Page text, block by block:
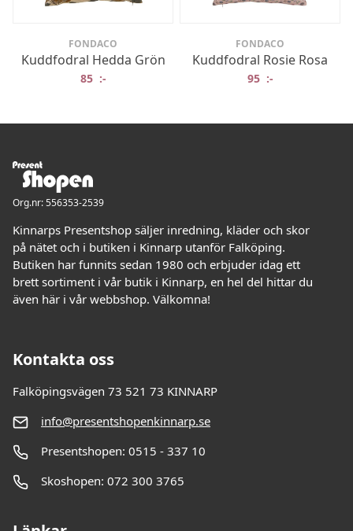
FONDACO
Kuddfodral Hedda Grön
85 :-
FONDACO
Kuddfodral Rosie Rosa
95 :-
Org.nr: 556353-2539
Kinnarps Presentshop säljer inredning, kläder och skor
på nätet och i butiken i Kinnarp utanför Falköping.
Butiken har funnits sedan 1980 och erbjuder idag ett
brett sortiment i vår butik i Kinnarp, en hel del hittar du
även här i vår webbshop. Välkomna!
Kontakta oss
Falköpingsvägen 73 521 73 KINNARP
info@presentshopenkinnarp.se
Presentshopen: 0515 - 337 10
Skoshopen: 072 300 3765